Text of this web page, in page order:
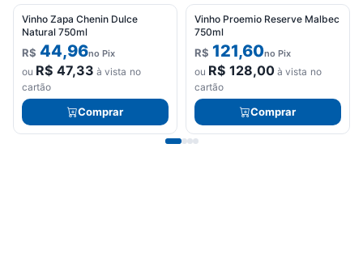
Vinho Zapa Chenin Dulce
Natural 750ml
R$ 44,96no Pix
ou R$ 47,33 à vista no
cartão
Comprar
Vinho Proemio Reserve Malbec
750ml
R$ 121,60no Pix
ou R$ 128,00à vista no
cartão
Comprar